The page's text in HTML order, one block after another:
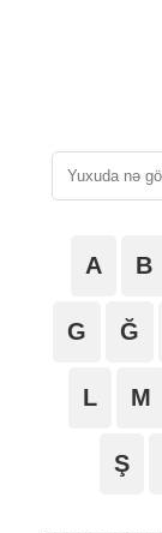
A B
G Ğ
L M
Ş